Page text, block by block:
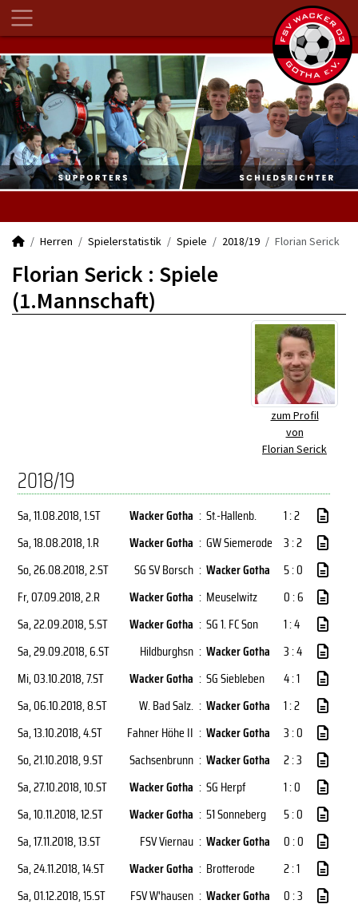
Herren Spielerstatistik Spiele 2018/19 Florian Serick
Florian Serick : Spiele
(1.Mannschaft)
zum Profil
von
Florian Serick
2018/19
Sa, 11.08.2018, 1.ST Wacker Gotha : St.-Hallenb.
1 : 2
Sa, 18.08.2018, 1.R Wacker Gotha : GW Siemerode 3 : 2
So, 26.08.2018, 2.ST SG SV Borsch : Wacker Gotha
5 : 0
Fr, 07.09.2018, 2.R Wacker Gotha : Meuselwitz
0 : 6
Sa, 22.09.2018, 5.ST Wacker Gotha : SG 1. FC Son
1 : 4
Sa, 29.09.2018, 6.ST Hildburghsn : Wacker Gotha
3 : 4
Mi, 03.10.2018, 7.ST Wacker Gotha : SG Siebleben
4 : 1
Sa, 06.10.2018, 8.ST W. Bad Salz. : Wacker Gotha
1 : 2
Sa, 13.10.2018, 4.ST Fahner Höhe II : Wacker Gotha
3 : 0
So, 21.10.2018, 9.ST Sachsenbrunn : Wacker Gotha
2 : 3
Sa, 27.10.2018, 10.ST Wacker Gotha : SG Herpf
1 : 0
Sa, 10.11.2018, 12.ST Wacker Gotha : 51 Sonneberg
5 : 0
Sa, 17.11.2018, 13.ST FSV Viernau : Wacker Gotha
0 : 0
Sa, 24.11.2018, 14.ST Wacker Gotha : Brotterode
2 : 1
Sa, 01.12.2018, 15.ST FSV W'hausen : Wacker Gotha
0 : 3